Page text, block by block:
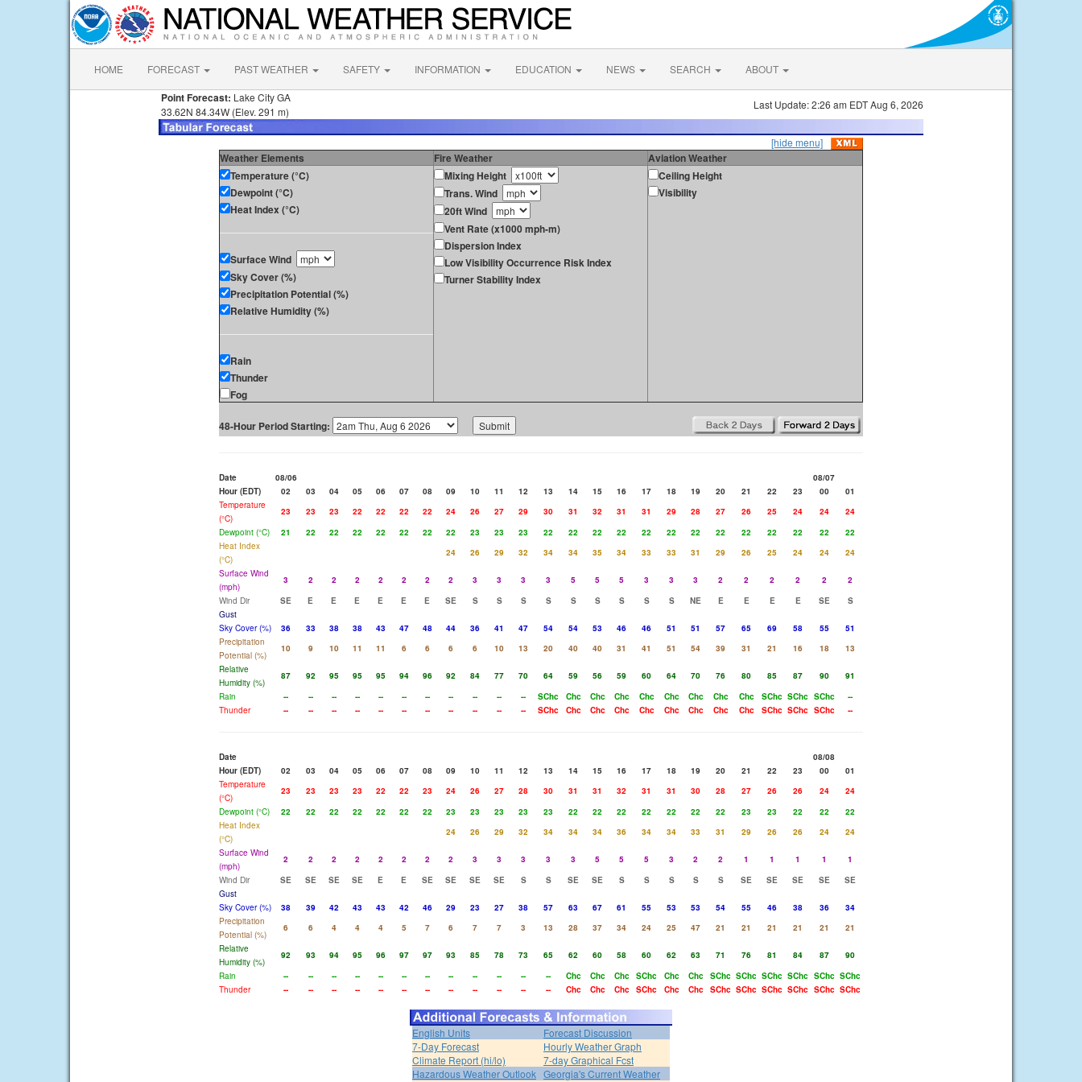
HOME FORECAST PAST WEATHER SAFETY INFORMATION EDUCATION NEWS SEARCH ABOUT
Point Forecast: Lake City GA
33.62N 84.34W (Elev. 291 m)
Last Update: 2:26 am EDT Aug 6, 2026
[hide menu]
Weather Elements Fire Weather
Aviation Weather
Temperature (°C)
Dewpoint (°C)
Heat Index (°C)
Surface Wind
Sky Cover (%)
Precipitation Potential (%)
Relative Humidity (%)
Rain
Thunder
Fog
Mixing Height
Trans. Wind
20ft Wind
Vent Rate (x1000 mph-m)
Dispersion Index
Low Visibility Occurrence Risk Index
Turner Stability Index
Ceiling Height
Visibility
48-Hour Period Starting:
Date 08/06
08/07
Hour (EDT)
02 03 04 05 06 07 08 09 10 11 12 13 14 15 16 17 18 19 20 21 22 23 00
01
Temperature
(°C)
23 23 23 22 22 22 22 24 26 27 29 30 31 32 31 31 29 28 27 26 25 24 24
24
Dewpoint (°C)
21 22 22 22 22 22 22 22 23 23 23 22 22 22 22 22 22 22 22 22 22 22 22
22
Heat Index
(°C)
24 26 29 32 34 34 35 34 33 33 31 29 26 25 24 24
24
Surface Wind
(mph)
3 2 2 2 2 2 2 2 3 3 3 3 5 5 5 3 3 3 2 2 2 2 2
2
Wind Dir
SE E E E E E E SE S S S S S S S S S NE E E E E SE
S
Gust
Sky Cover (%)
36 33 38 38 43 47 48 44 36 41 47 54 54 53 46 46 51 51 57 65 69 58 55
51
Precipitation
Potential (%)
10 9 10 11 11 6 6 6 6 10 13 20 40 40 31 41 51 54 39 31 21 16 18
13
Relative
Humidity (%)
87 92 95 95 95 94 96 92 84 77 70 64 59 56 59 60 64 70 76 80 85 87 90
91
Rain
-- -- -- -- -- -- -- -- -- -- -- SChc Chc Chc Chc Chc Chc Chc Chc Chc SChc SChc SChc
--
Thunder
-- -- -- -- -- -- -- -- -- -- -- SChc Chc Chc Chc Chc Chc Chc Chc Chc SChc SChc SChc --
Date
08/08
Hour (EDT)
02 03 04 05 06 07 08 09 10 11 12 13 14 15 16 17 18 19 20 21 22 23 00
01
Temperature
(°C)
23 23 23 23 22 22 23 24 26 27 28 30 31 31 32 31 31 30 28 27 26 26 24
24
Dewpoint (°C)
22 22 22 22 22 22 22 23 23 23 23 23 22 22 22 22 22 22 22 23 23 22 22
22
Heat Index
(°C)
24 26 29 32 34 34 34 36 34 34 33 31 29 26 26 24
24
Surface Wind
(mph)
2 2 2 2 2 2 2 2 3 3 3 3 3 5 5 5 3 2 2 1 1 1 1
1
Wind Dir
SE SE SE SE E E SE SE SE SE S S SE SE S S S S S SE SE SE SE
SE
Gust
Sky Cover (%)
38 39 42 43 43 42 46 29 23 27 38 57 63 67 61 55 53 53 54 55 46 38 36
34
Precipitation
Potential (%)
6 6 4 4 4 5 7 6 7 7 3 13 28 37 34 24 25 47 21 21 21 21 21
21
Relative
Humidity (%)
92 93 94 95 96 97 97 93 85 78 73 65 62 60 58 60 62 63 71 76 81 84 87
90
Rain
-- -- -- -- -- -- -- -- -- -- -- -- Chc Chc Chc SChc Chc Chc SChc SChc SChc SChc SChc SChc
Thunder
-- -- -- -- -- -- -- -- -- -- -- -- Chc Chc Chc SChc Chc Chc SChc SChc SChc SChc SChc SChc
English Units
Forecast Discussion
7-Day Forecast
Hourly Weather Graph
Climate Report (hi/lo)
7-day Graphical Fcst
Hazardous Weather Outlook Georgia's Current Weather